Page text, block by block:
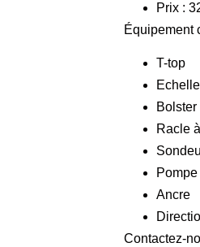
Prix :
Équipement
T-top
Racle
Ancre
Contactez-